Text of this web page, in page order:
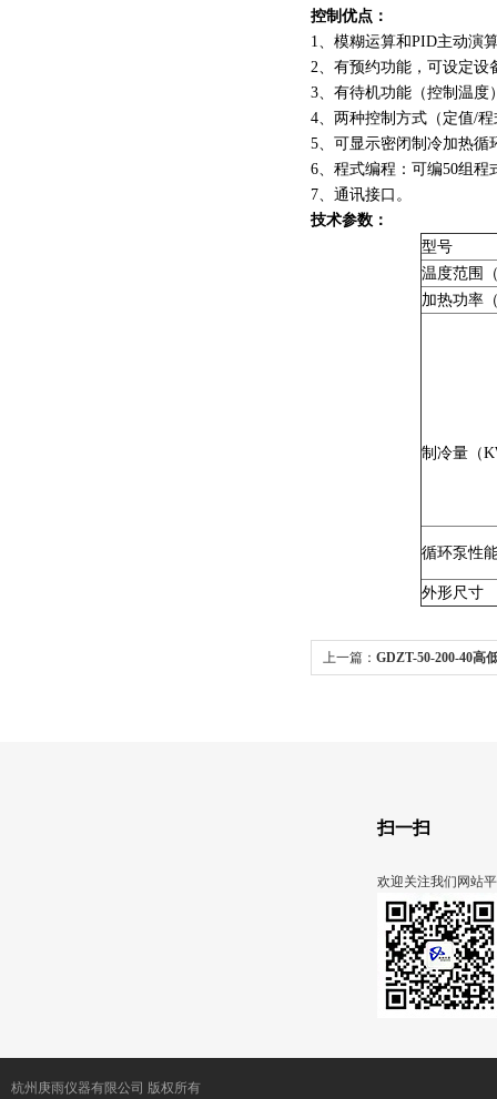
控制优点：
1、模糊运算和PID主动演
2、有预约功能，可设定设
3、有待机功能（控制温度
4、两种控制方式（定值/
5、可显示密闭制冷加热循
6、程式编程：可编50组程
7、通讯接口。
技术参数：
型号
温度范围
加热功率
制冷量（
循环泵性
外形尺寸
上一篇： GDZT-50-200-40高
扫一扫
欢迎关注我们网站
杭州庚雨仪器有限公司 版权所有